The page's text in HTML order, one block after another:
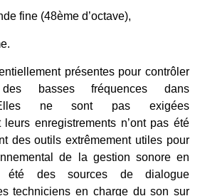
fine (48ème d’octave),
présentes pour contrôler
basses fréquences dans
Elles ne sont pas exigées
leurs enregistrements n’ont pas été
des outils extrêmement utiles pour
de la gestion sonore en
été des sources de dialogue
techniciens en charge du son sur